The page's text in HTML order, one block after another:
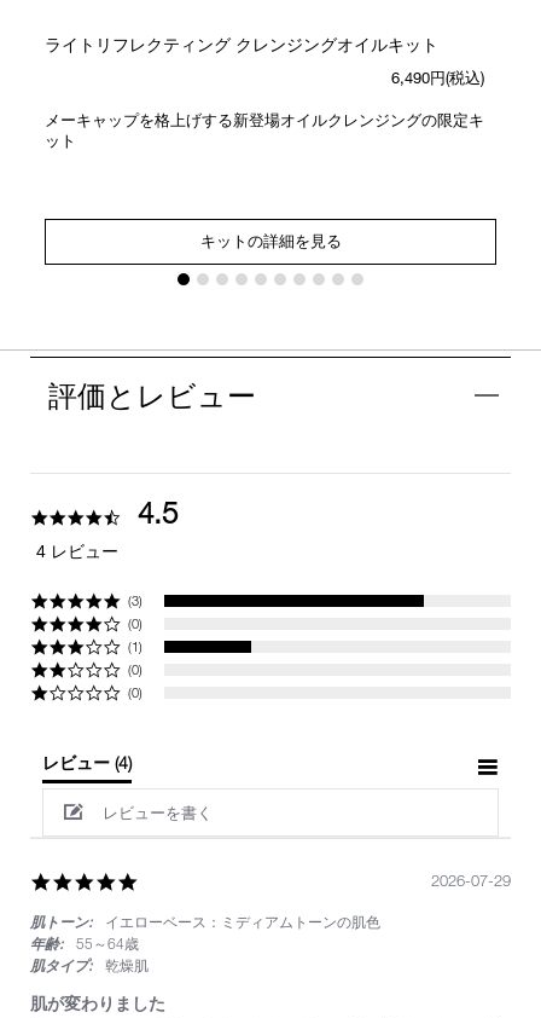
ライトリフレクティング クレンジングオイルキット
6,490円(税込)
メーキャップを格上げする新登場オイルクレンジングの限定キ
ット
キットの詳細を見る
評価とレビュー
4.54.5
4 レビュー
(3)
(0)
(1)
(0)
(0)
レビュー (4)
レビューを書く
rating
肌トーン:
イエローベース：ミディアムトーンの肌色
年齢:
55～64歳
肌タイプ:
乾燥肌
肌が変わりました
2026-07-29